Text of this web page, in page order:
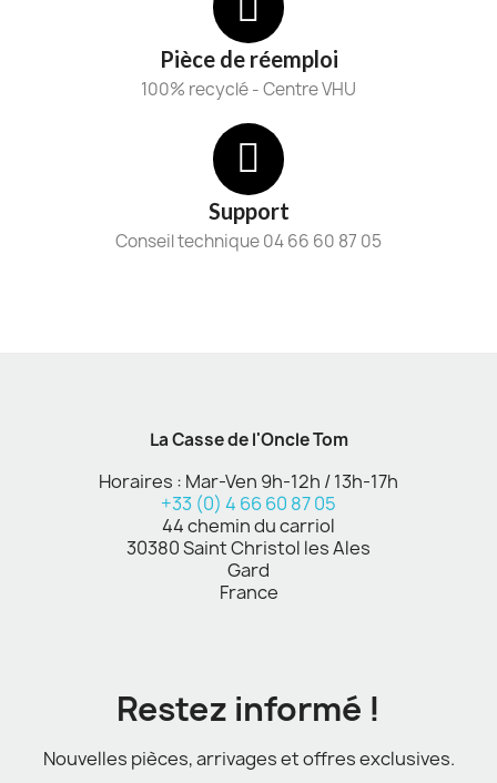
Pièce de réemploi
100% recyclé - Centre VHU
Support
Conseil technique 04 66 60 87 05
La Casse de l'Oncle Tom
Horaires : Mar-Ven 9h-12h / 13h-17h
+33 (0) 4 66 60 87 05
44 chemin du carriol
30380 Saint Christol les Ales
Gard
France
Restez informé !
Nouvelles pièces, arrivages et offres exclusives.